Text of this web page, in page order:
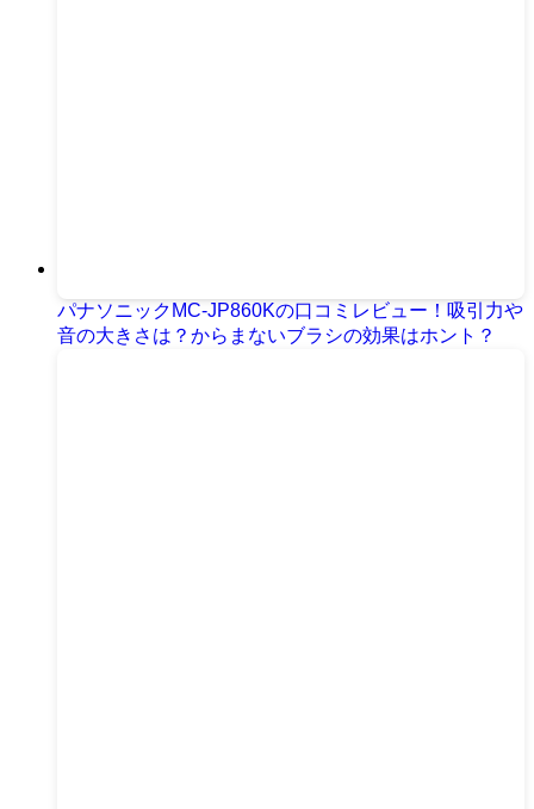
パナソニックMC-JP860Kの口コミレビュー！吸引力や
音の大きさは？からまないブラシの効果はホント？